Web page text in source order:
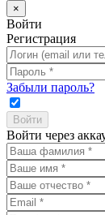
×
Войти
Регистрация
Забыли пароль?
Войти через